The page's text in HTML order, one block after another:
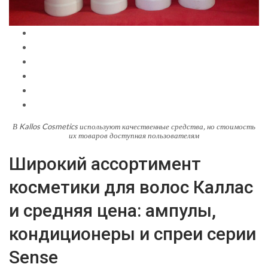
В Kallos Cosmetics используют качественные средства, но стоимость
их товаров доступная пользователям
Широкий ассортимент
косметики для волос Каллас
и средняя цена: ампулы,
кондиционеры и спреи серии
Sense